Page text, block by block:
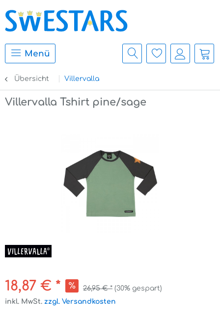
Menü
Übersicht Villervalla
Villervalla Tshirt pine/sage
18,87 € * 26,95 € * (30% gespart)
inkl. MwSt. zzgl. Versandkosten